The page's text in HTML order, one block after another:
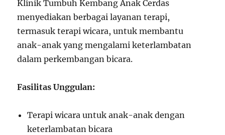
Klinik Tumbuh Kembang Anak Cerdas
menyediakan berbagai layanan terapi,
termasuk terapi wicara, untuk membantu
anak-anak yang mengalami keterlambatan
dalam perkembangan bicara.
Fasilitas Unggulan:
Terapi wicara untuk anak-anak dengan
keterlambatan bicara